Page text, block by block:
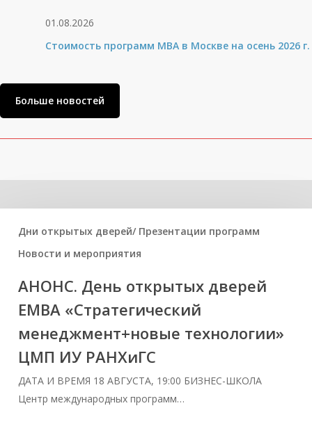
01.08.2026
Стоимость программ MBA в Москве на осень 2026 г.
Больше новостей
Дни открытых дверей/ Презентации программ
Новости и мероприятия
АНОНС. День открытых дверей
ЕМВА «Стратегический
менеджмент+новые технологии»
ЦМП ИУ РАНХиГС
ДАТА И ВРЕМЯ 18 АВГУСТА, 19:00 БИЗНЕС-ШКОЛА
Центр международных программ…